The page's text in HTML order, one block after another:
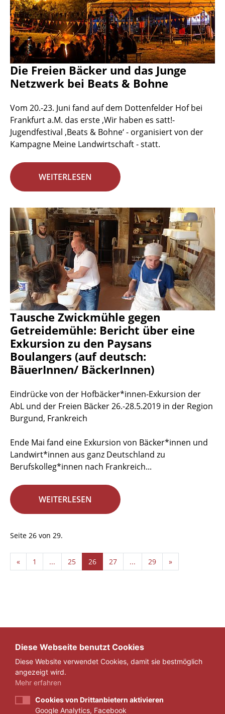
Die Freien Bäcker und das Junge
Netzwerk bei Beats & Bohne
Vom 20.-23. Juni fand auf dem Dottenfelder Hof bei
Frankfurt a.M. das erste ‚Wir haben es satt!-
Jugendfestival ‚Beats & Bohne‘ - organisiert von der
Kampagne Meine Landwirtschaft - statt.
WEITERLESEN
Tausche Zwickmühle gegen
Getreidemühle: Bericht über eine
Exkursion zu den Paysans
Boulangers (auf deutsch:
BäuerInnen/ BäckerInnen)
Eindrücke von der Hofbäcker*innen-Exkursion der
AbL und der Freien Bäcker 26.-28.5.2019 in der Region
Burgund, Frankreich
Ende Mai fand eine Exkursion von Bäcker*innen und
Landwirt*innen aus ganz Deutschland zu
Berufskolleg*innen nach Frankreich...
WEITERLESEN
Seite 26 von 29.
« 1 ... 25 26 27 ... 29 »
Diese Webseite benutzt Cookies
Diese Website verwendet Cookies, damit sie bestmöglich
angezeigt wird.
Mehr erfahren
Cookies von Drittanbietern aktivieren
Google Analytics, Facebook